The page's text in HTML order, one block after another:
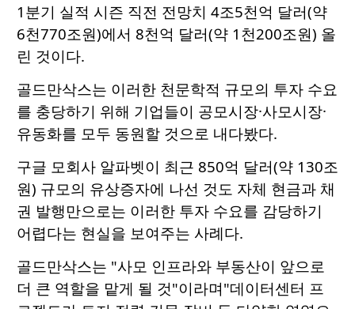
1분기 실적 시즌 직전 전망치 4조5천억 달러(약
6천770조원)에서 8천억 달러(약 1천200조원) 올
린 것이다.
골드만삭스는 이러한 천문학적 규모의 투자 수요
를 충당하기 위해 기업들이 공모시장·사모시장·
유동화를 모두 동원할 것으로 내다봤다.
구글 모회사 알파벳이 최근 850억 달러(약 130조
원) 규모의 유상증자에 나선 것도 자체 현금과 채
권 발행만으로는 이러한 투자 수요를 감당하기
어렵다는 현실을 보여주는 사례다.
골드만삭스는 "사모 인프라와 부동산이 앞으로
더 큰 역할을 맡게 될 것"이라며"데이터센터 프